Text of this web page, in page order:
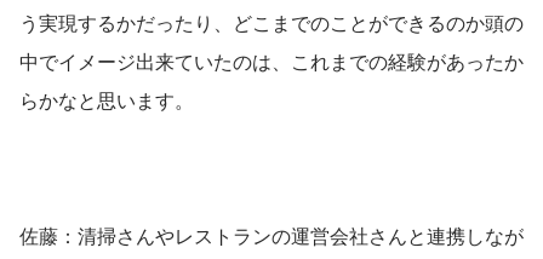
う実現するかだったり、どこまでのことができるのか頭の
中でイメージ出来ていたのは、これまでの経験があったか
らかなと思います。
佐藤：清掃さんやレストランの運営会社さんと連携しなが